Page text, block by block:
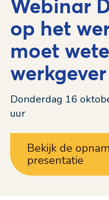
Webinar
op het
moet
werkgever
Bekijk de
presentatie
Donderdag 16
uur